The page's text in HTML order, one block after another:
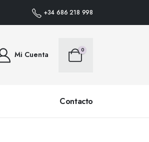
PLAZO DE ENTREGA 24/48 HORAS
+34 686 218 998
Mi Cuenta 0
Contacto